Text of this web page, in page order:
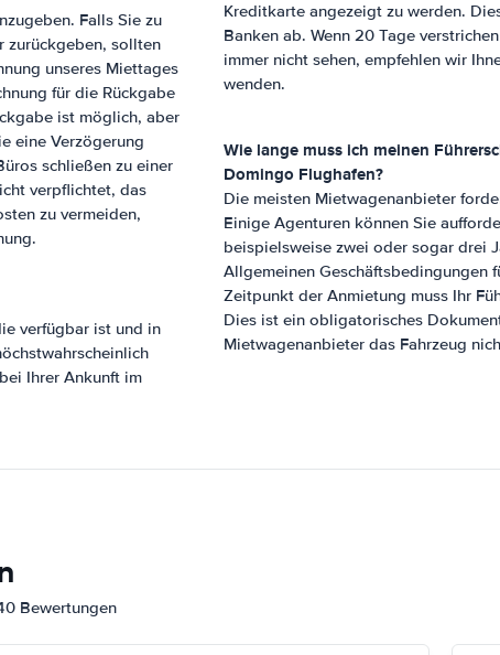
Falls Sie zu
zurückgeben, sollten
unseres Miettages
für die Rückgabe
ist möglich, aber
eine Verzögerung
schließen zu einer
verpflichtet, das
zu vermeiden,
verfügbar ist und in
Ihrer Ankunft im
Kreditkarte angezeigt zu werden.
Banken ab. Wenn 20 Tage
immer nicht sehen, empfehlen wir
wenden.
Wie lange muss ich meinen
Domingo Flughafen?
Die meisten Mietwagenanbieter
Einige Agenturen können Sie
beispielsweise zwei oder sogar drei
Allgemeinen Geschäftsbedingungen
Zeitpunkt der Anmietung muss Ihr
Dies ist ein obligatorisches
Mietwagenanbieter das Fahrzeug
Bewertungen